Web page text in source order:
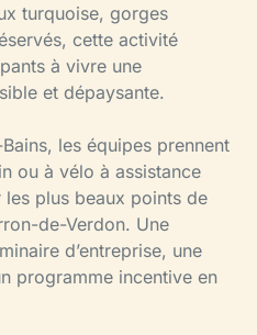
turquoise, gorges
cette activité
à vivre une
et dépaysante.
les équipes prennent
ou à vélo à assistance
plus beaux points de
de-Verdon. Une
d’entreprise, une
programme incentive en